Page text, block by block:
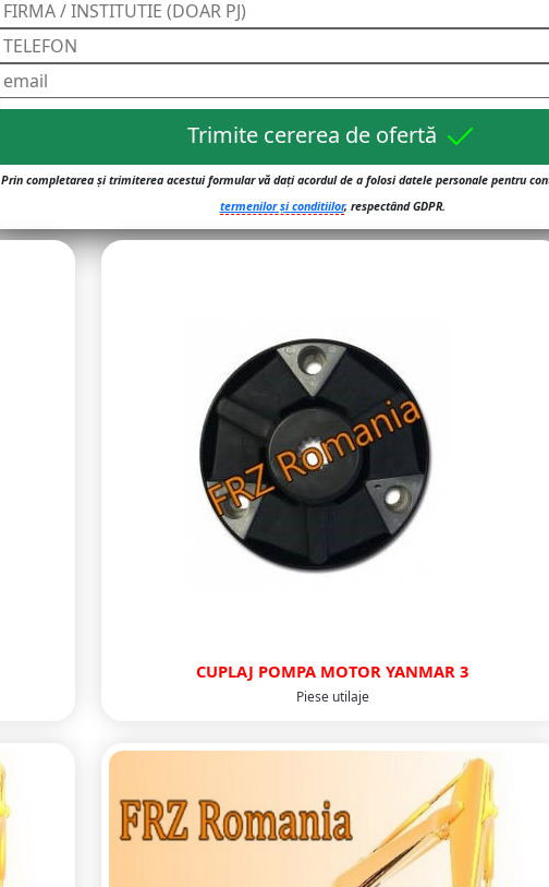
Trimite cererea de ofertă
Prin completarea și trimiterea acestui formular vă dați acordul de a folosi datele personale pentru
termenilor și conditiilor, respectând GDPR.
CUPLAJ POMPA MOTOR YANMAR 3
Piese utilaje